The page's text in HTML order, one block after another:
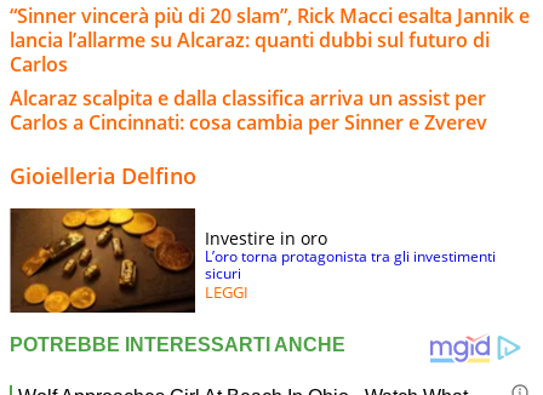
“Sinner vincerà più di 20 slam”, Rick Macci esalta Jannik e
lancia l’allarme su Alcaraz: quanti dubbi sul futuro di
Carlos
Alcaraz scalpita e dalla classifica arriva un assist per
Carlos a Cincinnati: cosa cambia per Sinner e Zverev
Gioielleria Delfino
Investire in oro
L’oro torna protagonista tra gli investimenti
sicuri
LEGGI